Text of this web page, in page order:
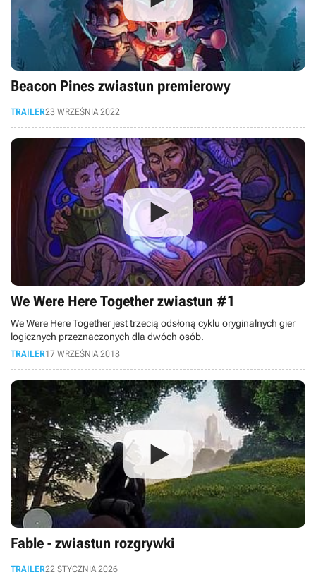
Beacon Pines zwiastun premierowy
TRAILER23 WRZEŚNIA 2022
We Were Here Together zwiastun #1
We Were Here Together jest trzecią odsłoną cyklu oryginalnych gier
logicznych przeznaczonych dla dwóch osób.
TRAILER17 WRZEŚNIA 2018
Fable - zwiastun rozgrywki
TRAILER22 STYCZNIA 2026